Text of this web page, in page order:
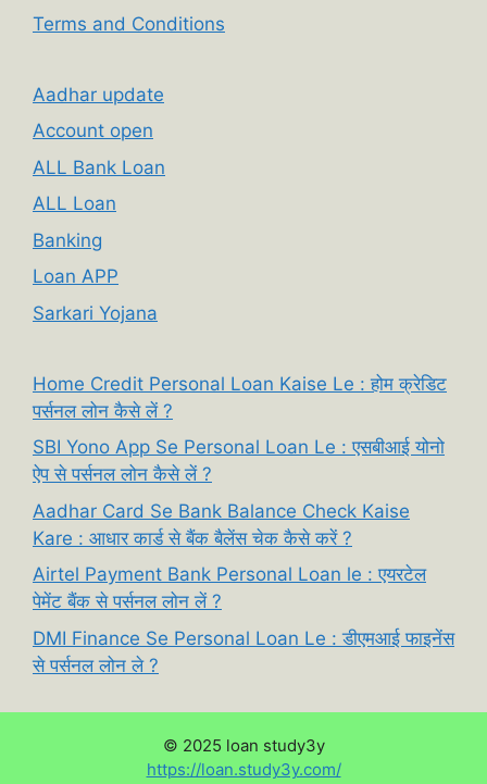
Terms and Conditions
Aadhar update
Account open
ALL Bank Loan
ALL Loan
Banking
Loan APP
Sarkari Yojana
Home Credit Personal Loan Kaise Le : होम क्रेडिट
पर्सनल लोन कैसे लें ?
SBI Yono App Se Personal Loan Le : एसबीआई योनो
ऐप से पर्सनल लोन कैसे लें ?
Aadhar Card Se Bank Balance Check Kaise
Kare : आधार कार्ड से बैंक बैलेंस चेक कैसे करें ?
Airtel Payment Bank Personal Loan le : एयरटेल
पेमेंट बैंक से पर्सनल लोन लें ?
DMI Finance Se Personal Loan Le : डीएमआई फाइनेंस
से पर्सनल लोन ले ?
© 2025 loan study3y
https://loan.study3y.com/: